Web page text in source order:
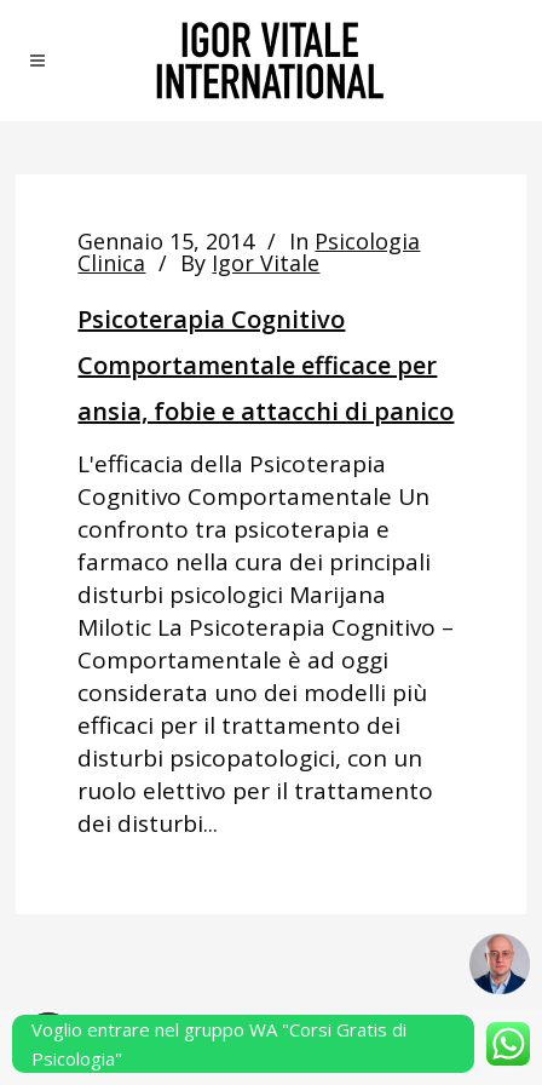
Gennaio 15, 2014 In Psicologia
Clinica By Igor Vitale
Psicoterapia Cognitivo
Comportamentale efficace per
ansia, fobie e attacchi di panico
L'efficacia della Psicoterapia
Cognitivo Comportamentale Un
confronto tra psicoterapia e
farmaco nella cura dei principali
disturbi psicologici Marijana
Milotic La Psicoterapia Cognitivo –
Comportamentale è ad oggi
considerata uno dei modelli più
efficaci per il trattamento dei
disturbi psicopatologici, con un
ruolo elettivo per il trattamento
dei disturbi...
Powered by Performarsi S.a.s.
Voglio entrare nel gruppo WA "Corsi Gratis di
Psicologia"